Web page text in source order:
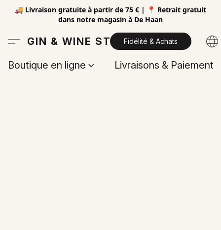
🚚 Livraison gratuite à partir de 75 € | 📍 Retrait gratuit
dans notre magasin à De Haan
GIN & WINE STOREFidélité & Achats
Boutique en ligne Livraisons & Paiements